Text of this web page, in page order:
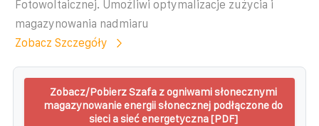
Fotowoltaicznej. Umożliwi optymalizacje zużycia i
magazynowania nadmiaru
Zobacz Szczegóły
Zobacz/Pobierz Szafa z ogniwami słonecznymi
magazynowanie energii słonecznej podłączone do
sieci a sieć energetyczna [PDF]